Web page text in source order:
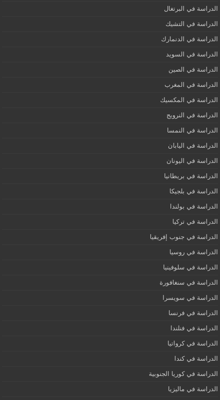
الدراسة في البرتغال
الدراسة في التشيك
الدراسة في الدنمارك
الدراسة في السويد
الدراسة في الصين
الدراسة في المغرب
الدراسة في المكسيك
الدراسة في النرويج
الدراسة في النمسا
الدراسة في اليابان
الدراسة في اليونان
الدراسة في بريطانيا
الدراسة في بلجيكا
الدراسة في بولندا
الدراسة في تركيا
الدراسة في جنوب إفريقيا
الدراسة في روسيا
الدراسة في سلوفينيا
الدراسة في سنغافورة
الدراسة في سويسرا
الدراسة في فرنسا
الدراسة في فنلندا
الدراسة في كرواتيا
الدراسة في كندا
الدراسة في كوريا الجنوبية
الدراسة في ماليزيا